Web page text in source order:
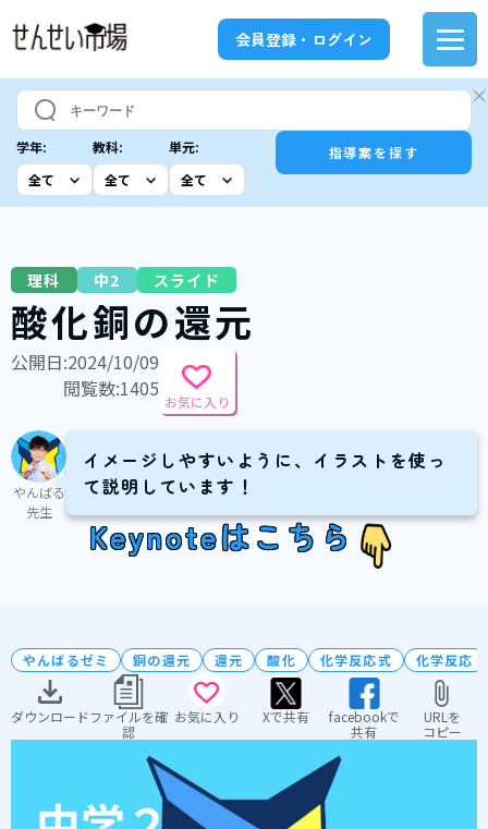
会員登録・ログイン
学年: 教科: 単元: 指導案を探す
理科 中2 スライド
酸化銅の還元
公開日:2024/10/09
閲覧数:1405
お気に入り
やんばる
先生
イメージしやすいように、イラストを使っ
て説明しています！
Keynoteはこちら
やんばるゼミ 銅の還元 還元 酸化 化学反応式 化学反応
ダウンロードファイルを確
認
お気に入り Xで共有
facebookで
共有
URLを
コピー